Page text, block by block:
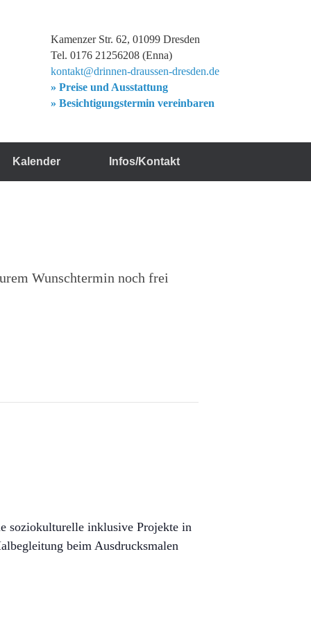
Kamenzer Str. 62, 01099 Dresden
Tel. 0176 21256208 (Enna)
kontakt@drinnen-draussen-dresden.de
» Preise und Ausstattung
» Besichtigungstermin vereinbaren
Kalender Infos/Kontakt
Wunschtermin noch frei
soziokulturelle inklusive Projekte in
beim Ausdrucksmalen